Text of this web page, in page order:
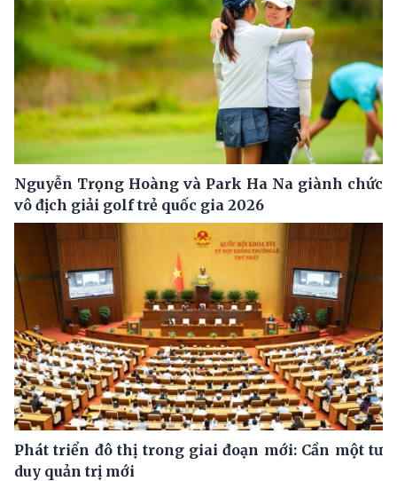
Nguyễn Trọng Hoàng và Park Ha Na giành chức
vô địch giải golf trẻ quốc gia 2026
Phát triển đô thị trong giai đoạn mới: Cần một tư
duy quản trị mới